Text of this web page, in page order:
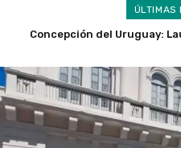
ÚLTIMAS
Robos en Caseros: